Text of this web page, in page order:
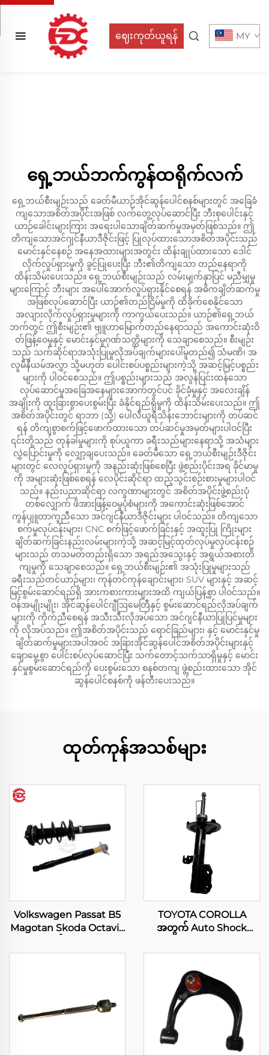
ဈေးကုတ်ယူရန် MY
ရှေ့ဘယ်ဘက်ကွန်ထရိုက်လက်
ရှေ့ဘယ်စီးမျဉ်းသည် ခေတ်မီယာဉ်အိုင်ဆွန်ပေါင်စနစ်များတွင် အခြေခံ
ကျသောအစိတ်အပိုင်းအဖြစ် လက်တွေ့လုပ်ဆောင်ပြီး ဘီးစုပေါင်းနှင့်
ယာဉ်ခေါင်းများကြား အရေးပါသောချိတ်ဆက်မှုအမှတ်ဖြစ်သည်။ ဤ
တိကျသောအင်ဂျင်နီယာဒီဇိုင်းဖြင့် ပြုလုပ်ထားသောအစိတ်အပိုင်းသည်
မောင်းနှင်နေစဉ် အနေအထားများအတွင်း ထိန်းချုပ်ထားသော ဒေါင်
လိုက်လှုပ်ရှားမှုကို ခွင့်ပြုပေးပြီး ဘီး၏တိကျသော တည်နေရာကို
ထိန်းသိမ်းပေးသည်။ ရှေ့ဘယ်စီးမျဉ်းသည် လမ်းမျက်နှာပြင် မညီမျှမှု
များကြောင့် ဘီးများ အပေါ်အောက်လှုပ်ရှားနိုင်စေရန် အဓိကချိတ်ဆက်မှု
အဖြစ်လုပ်ဆောင်ပြီး ယာဉ်၏တည်ငြိမ်မှုကို ထိခိုက်စေနိုင်သော
အလျားလိုက်လှုပ်ရှားမှုများကို ကာကွယ်ပေးသည်။ ယာဉ်၏ရှေ့ဘယ်
ဘက်တွင် ဤစီးမျဉ်း၏ ဗျူဟာမြောက်တည်နေရာသည် အကောင်းဆုံးဝိ
တ်ဖြန့်ဝေမှုနှင့် မောင်းနှင်မှုဂုဏ်သတ္တိများကို သေချာစေသည်။ စီးမျဉ်း
သည် သက်ဆိုင်ရာအသုံးပြုမှုလိုအပ်ချက်များပေါ်မူတည်၍ သံမဏိ၊ အ
လူမီနီယမ်အလွှာ သို့မဟုတ် ပေါင်းစပ်ပစ္စည်းများကဲ့သို့ အဆင့်မြင့်ပစ္စည်း
များကို ပါဝင်စေသည်။ ဤပစ္စည်းများသည် အလွန်ပြင်းထန်သော
လုပ်ဆောင်မှုအခြေအနေများအောက်တွင်ပင် ခိုင်ခံ့မှုနှင့် အလေးချိန်
အချိုးကို ထူးခြားစွာပေးစွမ်းပြီး ခံနိုင်ရည်ရှိမှုကို ထိန်းသိမ်းပေးသည်။ ဤ
အစိတ်အပိုင်းတွင် ရာဘာ (သို့) ပေါလီယူရီသိန်းဘောင်းများကို တပ်ဆင်
ရန် တိကျစွာစက်ဖြင့်ဖောက်ထားသော တပ်ဆင်မှုအမှတ်များပါဝင်ပြီး
၎င်းတို့သည် တုန်ခါမှုများကို စုပ်ယူကာ ခရီးသည်များနေရာသို့ အသံများ
လွှဲပြောင်းမှုကို လျှော့ချပေးသည်။ ခေတ်မီသော ရှေ့ဘယ်စီးမျဉ်းဒီဇိုင်း
များတွင် လေလှုပ်ရှားမှုကို အနည်းဆုံးဖြစ်စေပြီး ဖွဲ့စည်းပိုင်းအရ ခိုင်မာမှု
ကို အများဆုံးဖြစ်စေရန် လေပိုင်းဆိုင်ရာ ထည့်သွင်းစဉ်းစားမှုများပါဝင်
သည်။ နည်းပညာဆိုင်ရာ လက္ခဏာများတွင် အစိတ်အပိုင်းဖွဲ့စည်းပုံ
တစ်လျှောက် ဖိအားဖြန့်ဝေမှုပုံစံများကို အကောင်းဆုံးဖြစ်အောင်
ကွန်ပျူတာကူညီသော အင်ဂျင်နီယာဒီဇိုင်းများ ပါဝင်သည်။ တိကျသော
စက်မှုလုပ်ငန်းများ၊ CNC စက်ဖြင့်ဖောက်ခြင်းနှင့် အထူးပြု ကြိုးများ
ချိတ်ဆက်ခြင်းနည်းလမ်းများကဲ့သို့ အဆင့်မြင့်ထုတ်လုပ်မှုလုပ်ငန်းစဉ်
များသည် တသမတ်တည်းရှိသော အရည်အသွေးနှင့် အရွယ်အစားတိ
ကျမှုကို သေချာစေသည်။ ရှေ့ဘယ်စီးမျဉ်း၏ အသုံးပြုမှုများသည်
ခရီးသည်တင်ယာဉ်များ၊ ကုန်တင်ကုန်ချောင်းများ၊ SUV များနှင့် အဆင့်
မြင့်စွမ်းဆောင်ရည်ရှိ အားကစားကားများအထိ ကျယ်ပြန့်စွာ ပါဝင်သည်။
ဝန်အမျိုးမျိုး၊ အိုင်ဆွန်ပေါင်ဂျီဩမေတြီနှင့် စွမ်းဆောင်ရည်လိုအပ်ချက်
များကို ကိုက်ညီစေရန် အသီးသီးလိုအပ်သော အင်ဂျင်နီယာပြုပြင်မှုများ
ကို လိုအပ်သည်။ ဤအစိတ်အပိုင်းသည် ရောင်ခြည်များ၊ နှင့် မောင်းနှင်မှု
ချိတ်ဆက်မှုများအပါအဝင် အခြားအိုင်ဆွန်ပေါင်အစိတ်အပိုင်းများနှင့်
ချောမွေ့စွာ ပေါင်းစပ်လုပ်ဆောင်ပြီး သက်တောင့်သက်သာရှိမှုနှင့် မောင်း
နှင်မှုစွမ်းဆောင်ရည်ကို ပေးစွမ်းသော စနစ်တကျ ဖွဲ့စည်းထားသော အိုင်
ဆွန်ပေါင်စနစ်ကို ဖန်တီးပေးသည်။
ထုတ်ကုန်အသစ်များ
Volkswagen Passat B5
Magotan Skoda Octavia
Shock Absorber with
TOYOTA COROLLA
အတွက် Auto Shock